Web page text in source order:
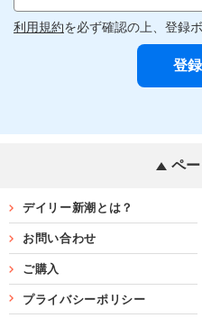
利用規約を必ず確認の上、登録
ペ
デイリー新潮とは？
お問い合わせ
ご購入
プライバシーポリシー